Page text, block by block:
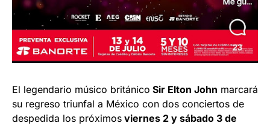
El legendario músico británico Sir Elton John marcará
su regreso triunfal a México con dos conciertos de
despedida los próximos viernes 2 y sábado 3 de